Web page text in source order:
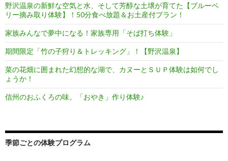
野沢温泉の新鮮な空気と水、そして芳醇な土壌が育てた【ブルーベ
リー摘み取り体験】！50分食べ放題＆お土産付プラン！
家族みんなで夢中になる！家族専用「そば打ち体験」
期間限定「竹の子狩り＆トレッキング」！【野沢温泉】
菜の花畑に囲まれた幻想的な湖で、カヌーとＳＵＰ体験は如何でし
ょうか！
信州のおふくろの味。「おやき」作り体験♪
季節ごとの体験プログラム